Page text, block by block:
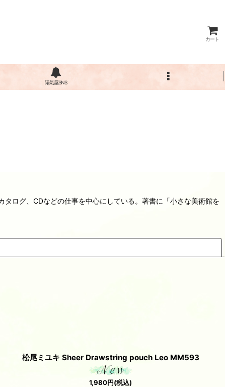
カート
陽氣屋SNS
ログ、CDなどの仕事を中心にしている。著書に「小さな美術館を
松尾ミユキ Sheer Drawstring pouch Leo MM593
1,980円(税込)